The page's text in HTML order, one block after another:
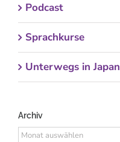
Podcast
Sprachkurse
Unterwegs in Japan
Archiv
Archiv